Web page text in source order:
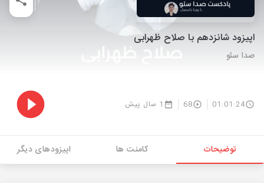
اپیزود شانزدهم با صلاح ظهرابی
صدا سئو
01:01:24
68 1 سال پیش
توضیحات کامنت ها اپیزودهای دیگر